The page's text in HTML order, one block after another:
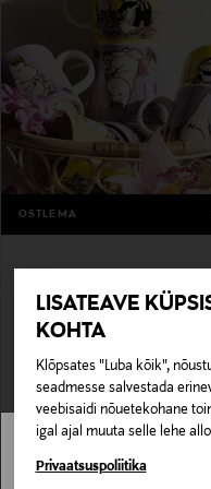
LISATEAVE
KOHTA
Klõpsates "Luba kõik",
seadmesse salvestada
veebisaidi nõuetekohane
igal ajal muuta selle lehe
Privaatsuspoliitika
OSTLEMA
MARCATO
Stockmann pole